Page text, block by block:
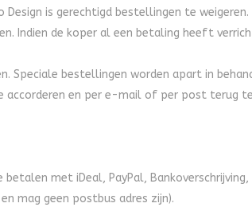
is gerechtigd bestellingen te weigeren.
Indien de koper al een betaling heeft
bestellingen worden apart in
en per e-mail of per post terug
met iDeal, PayPal,
mag geen postbus adres zijn).